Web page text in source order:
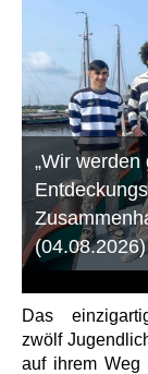
„Wir
Das
zwölf
auf ihrem Weg